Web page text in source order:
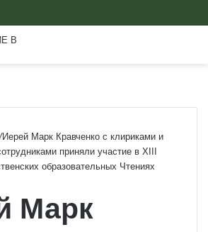
/Иерей Марк Кравченко с клириками и
приняли участие в XIII
образовательных Чтениях
Марк